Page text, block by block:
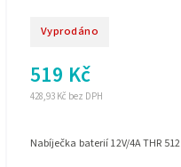
Vyprodáno
428,93 Kč bez DPH
519 Kč
Nabíječka baterií 12V/4A THR 512